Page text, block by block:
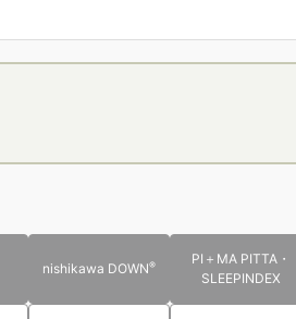
nishikawa DOWN®
PI＋MA PITTA・
SLEEPINDEX